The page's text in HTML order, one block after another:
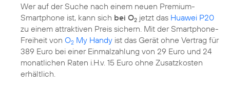
Wer auf der Suche nach einem neuen Premium-
Smartphone ist, kann sich bei O2 jetzt das Huawei P20
zu einem attraktiven Preis sichern. Mit der Smartphone-
Freiheit von O2 My Handy ist das Gerät ohne Vertrag für
389 Euro bei einer Einmalzahlung von 29 Euro und 24
monatlichen Raten i.H.v. 15 Euro ohne Zusatzkosten
erhältlich.